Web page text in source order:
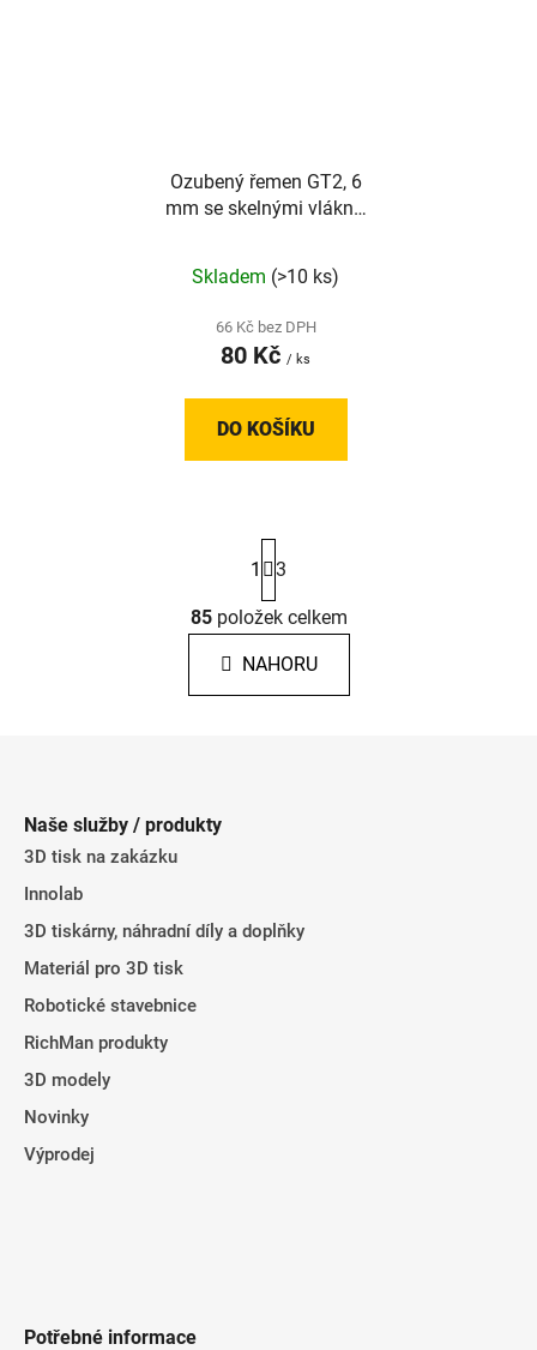
Ozubený řemen GT2, 6
mm se skelnými vlákny,
Skladem (>10 ks)
66 Kč bez DPH
80 Kč / ks
DO KOŠÍKU
O
v
k
y
t
r
á
n
k
1 3
85položek celkem
NAHORU
Naše služby / produkty
3D tisk na zakázku
Innolab
3D tiskárny, náhradní díly a doplňky
Materiál pro 3D tisk
Robotické stavebnice
RichMan produkty
3D modely
Novinky
Výprodej
Potřebné informace